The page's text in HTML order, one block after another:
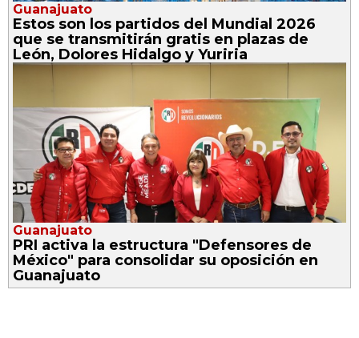
Guanajuato
Estos son los partidos del Mundial 2026
que se transmitirán gratis en plazas de
León, Dolores Hidalgo y Yuriria
Guanajuato
PRI activa la estructura "Defensores de
México" para consolidar su oposición en
Guanajuato